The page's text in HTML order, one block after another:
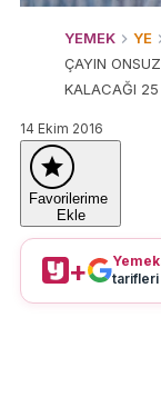
YEMEK
YE
ÇAYIN
KALACAĞI 25
14 Ekim 2016
Favorilerime
Ekle
+
tarifleri